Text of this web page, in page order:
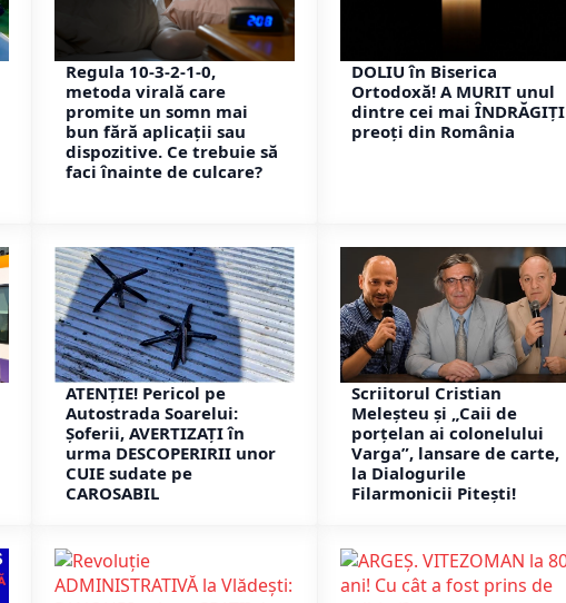
Regula 10-3-2-1-0,
metoda virală care
promite un somn mai
bun fără aplicații sau
dispozitive. Ce trebuie să
faci înainte de culcare?
DOLIU în Biserica
Ortodoxă! A MURIT unul
dintre cei mai ÎNDRĂGIȚI
preoți din România
ATENȚIE! Pericol pe
Autostrada Soarelui:
Șoferii, AVERTIZAȚI în
urma DESCOPERIRII unor
CUIE sudate pe
CAROSABIL
Scriitorul Cristian
Meleșteu și „Caii de
porțelan ai colonelului
Varga”, lansare de carte,
la Dialogurile
Filarmonicii Pitești!